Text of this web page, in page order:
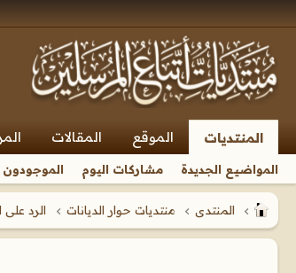
المنتديات الموقع المقالات
المواضيع الجديدة مشاركات اليوم الموجودون
المنتدى منتديات حوار الديانات الرد على